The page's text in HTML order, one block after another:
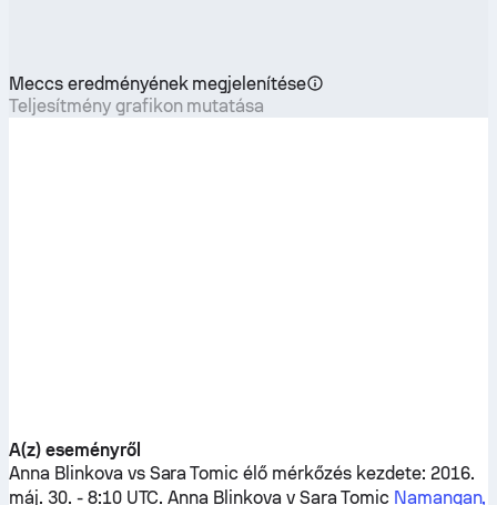
Meccs eredményének megjelenítése
Teljesítmény grafikon mutatása
A(z) eseményről
Anna Blinkova vs Sara Tomic élő mérkőzés kezdete: 2016.
máj. 30. - 8:10 UTC.Anna Blinkova v Sara Tomic Namangan,